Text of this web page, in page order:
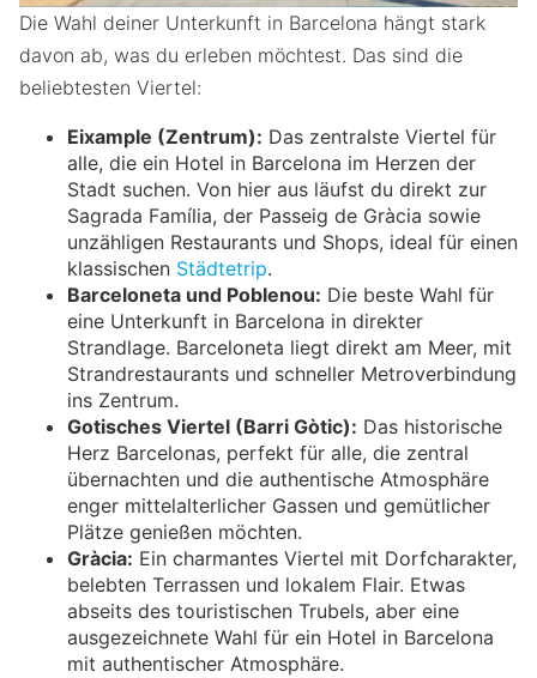
Die Wahl deiner Unterkunft in Barcelona hängt stark
davon ab, was du erleben möchtest. Das sind die
beliebtesten Viertel:
Eixample (Zentrum): Das zentralste Viertel für
alle, die ein Hotel in Barcelona im Herzen der
Stadt suchen. Von hier aus läufst du direkt zur
Sagrada Família, der Passeig de Gràcia sowie
unzähligen Restaurants und Shops, ideal für einen
klassischen Städtetrip.
Barceloneta und Poblenou: Die beste Wahl für
eine Unterkunft in Barcelona in direkter
Strandlage. Barceloneta liegt direkt am Meer, mit
Strandrestaurants und schneller Metroverbindung
ins Zentrum.
Gotisches Viertel (Barri Gòtic): Das historische
Herz Barcelonas, perfekt für alle, die zentral
übernachten und die authentische Atmosphäre
enger mittelalterlicher Gassen und gemütlicher
Plätze genießen möchten.
Gràcia: Ein charmantes Viertel mit Dorfcharakter,
belebten Terrassen und lokalem Flair. Etwas
abseits des touristischen Trubels, aber eine
ausgezeichnete Wahl für ein Hotel in Barcelona
mit authentischer Atmosphäre.